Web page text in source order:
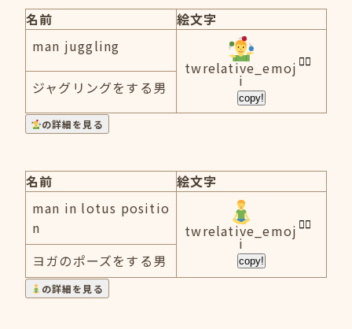
名前
絵文字
man juggling
twrelative_emoj
i
copy!
ジャグリングをする男
の詳細を見る
名前
絵文字
man in lotus positio
n
twrelative_emoj
i
copy!
ヨガのポーズをする男
の詳細を見る